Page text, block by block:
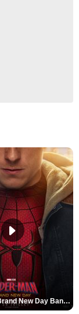
Spider-Man: Brand New Day Bande-annonce VO STFR